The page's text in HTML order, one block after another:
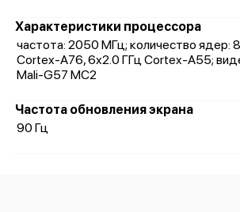
Характеристики процессора
частота: 2050 МГц; количество ядер:
Cortex-A76, 6x2.0 ГГц Cortex-A55;
Mali-G57 MC2
Частота обновления экрана
90 Гц